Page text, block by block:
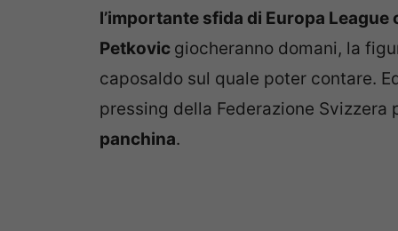
l’importante sfida di Europa
Petkovic giocheranno domani, la
caposaldo sul quale poter contare.
pressing della Federazione Svizzera
panchina.